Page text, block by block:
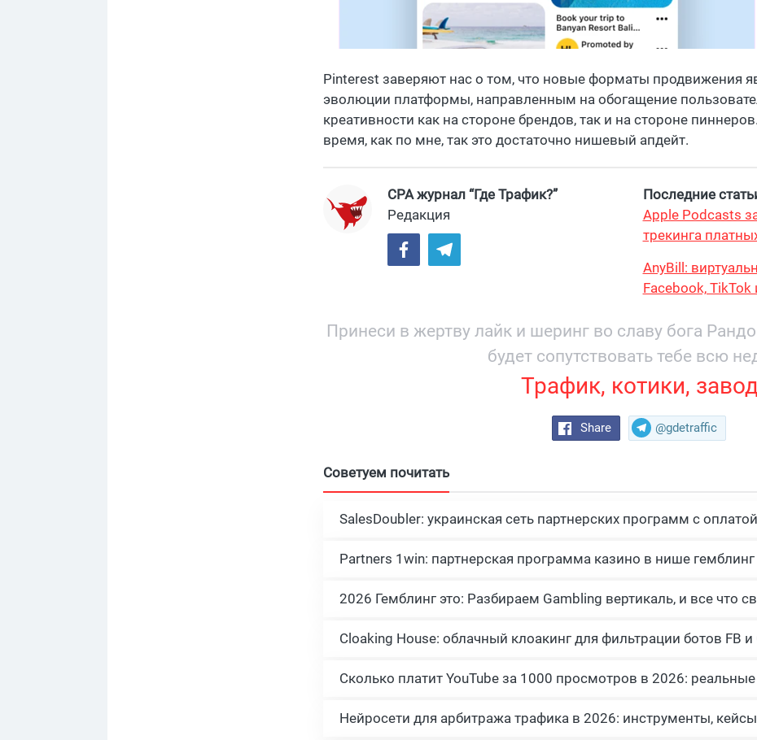
Pinterest заверяют нас о том, что новые форматы продвижения
эволюции платформы, направленным на обогащение
креативности как на стороне брендов, так и на стороне
время, как по мне, так это достаточно нишевый апдейт.
CPA журнал “Где Трафик?”
Редакция
Последние
Apple Podcasts
трекинга
AnyBill:
Facebook, TikTok
Принеси в жертву лайк и шеринг во славу бога
будет сопутствовать тебе всю
Трафик, котики,
Share @gdetraffic
Советуем почитать
SalesDoubler: украинская сеть партнерских программ с
Partners 1win: партнерская программа казино в нише
Нейросети для арбитража трафика в 2026: инструменты,